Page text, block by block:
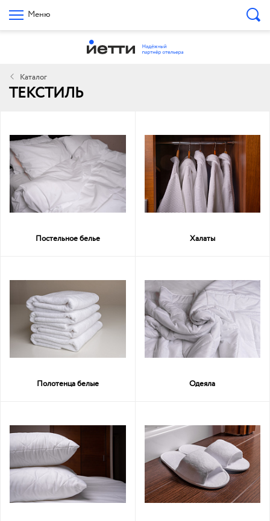
Меню
Каталог
ТЕКСТИЛЬ
Постельное белье Халаты
Полотенца белые Одеяла